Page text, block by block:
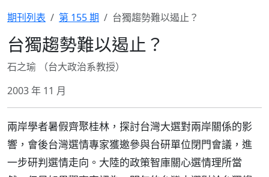
期刊列表 第 155 期 台獨趨勢難以遏止？
台獨趨勢難以遏止？
石之瑜 （台大政治系教授）
2003 年 11 月
兩岸學者暑假齊聚桂林，探討台灣大選對兩岸關係的影
響，會後台灣選情專家獲邀參與台研單位閉門會議，進
一步研判選情走向。大陸的政策智庫關心選情理所當